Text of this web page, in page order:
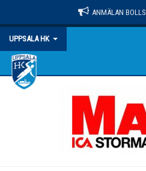
ANMÄLAN
UPPSALA HK
HEM